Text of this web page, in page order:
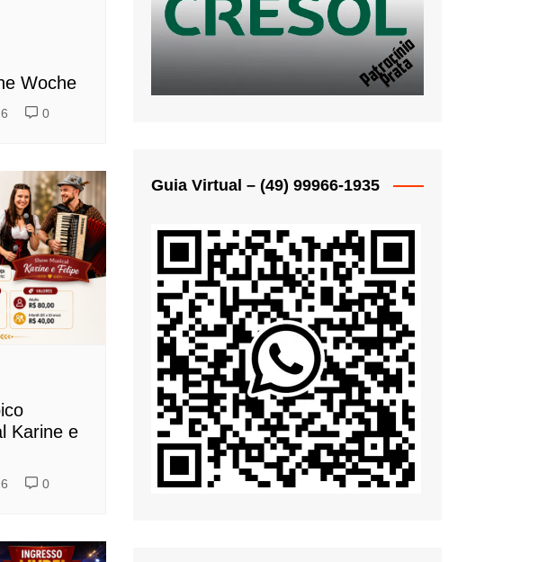
2016–8. Deutsche Woche
2014–6. Deutsche Woche
2013–5. Deutsche Woche
2010–2. Deutsche Woche
2009 – 1. Deutsche Woche
Woche
0
Karine e
0
Guia Virtual – (49) 99966-1935